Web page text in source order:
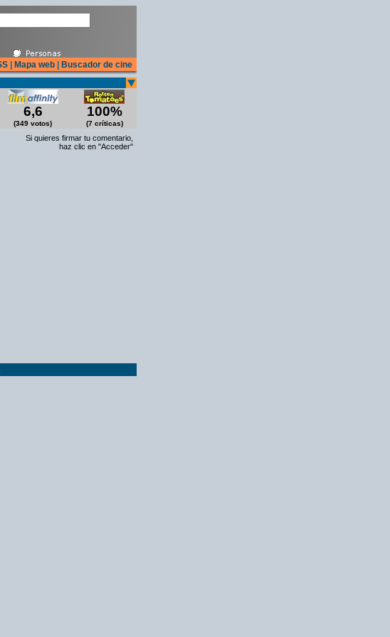
Mapa web Buscador de cine
6,6
(349 votos)
100%
(7 críticas)
Si quieres firmar tu comentario,
haz clic en "Acceder"